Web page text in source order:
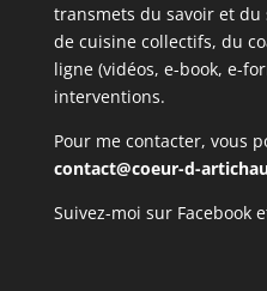
transmets du savoir et
de cuisine collectifs, du
ligne (vidéos, e-book, e-
interventions.
Pour me contacter, vous
contact@coeur-d-
Suivez-moi sur Facebook